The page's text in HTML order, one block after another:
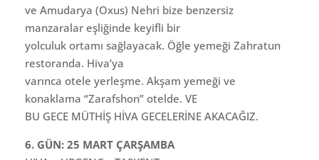
ve Amudarya (Oxus) Nehri bize benzersiz
manzaralar eşliğinde keyifli bir
yolculuk ortamı sağlayacak. Öğle yemeği Zahratun
restoranda. Hiva’ya
varınca otele yerleşme. Akşam yemeği ve
konaklama “Zarafshon” otelde. VE
BU GECE MÜTHİŞ HİVA GECELERİNE AKACAĞIZ.
6. GÜN: 25 MART ÇARŞAMBA